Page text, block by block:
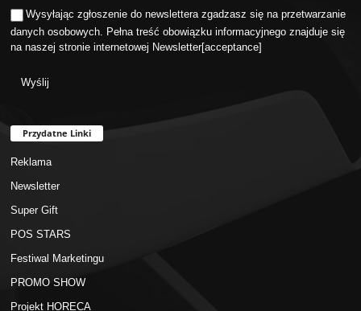
Wysyłając zgłoszenie do newslettera zgadzasz się na przetwarzanie
danych osobowych. Pełna treść obowiązku informacyjnego znajduje się
na naszej stronie internetowej Newsletter[acceptance]
Przydatne Linki
Reklama
Newsletter
Super Gift
POS STARS
Festiwal Marketingu
PROMO SHOW
Projekt HORECA